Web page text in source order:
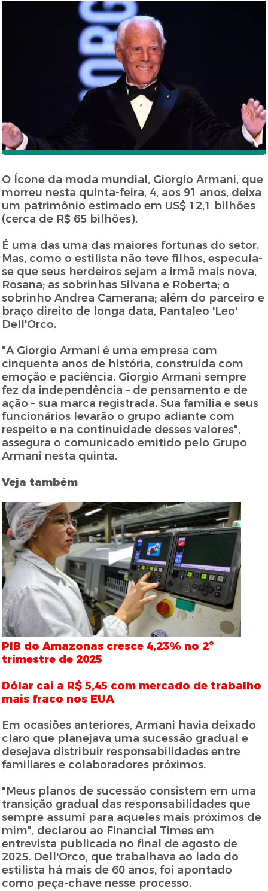
O Ícone da moda mundial, Giorgio Armani, que
morreu nesta quinta-feira, 4, aos 91 anos, deixa
um patrimônio estimado em US$ 12,1 bilhões
(cerca de R$ 65 bilhões).
É uma das uma das maiores fortunas do setor.
Mas, como o estilista não teve filhos, especula-
se que seus herdeiros sejam a irmã mais nova,
Rosana; as sobrinhas Silvana e Roberta; o
sobrinho Andrea Camerana; além do parceiro e
braço direito de longa data, Pantaleo 'Leo'
Dell'Orco.
"A Giorgio Armani é uma empresa com
cinquenta anos de história, construída com
emoção e paciência. Giorgio Armani sempre
fez da independência – de pensamento e de
ação – sua marca registrada. Sua família e seus
funcionários levarão o grupo adiante com
respeito e na continuidade desses valores",
assegura o comunicado emitido pelo Grupo
Armani nesta quinta.
Veja também
PIB do Amazonas cresce 4,23% no 2º
trimestre de 2025
Dólar cai a R$ 5,45 com mercado de trabalho
mais fraco nos EUA
Em ocasiões anteriores, Armani havia deixado
claro que planejava uma sucessão gradual e
desejava distribuir responsabilidades entre
familiares e colaboradores próximos.
"Meus planos de sucessão consistem em uma
transição gradual das responsabilidades que
sempre assumi para aqueles mais próximos de
mim", declarou ao Financial Times em
entrevista publicada no final de agosto de
2025. Dell'Orco, que trabalhava ao lado do
estilista há mais de 60 anos, foi apontado
como peça-chave nesse processo.